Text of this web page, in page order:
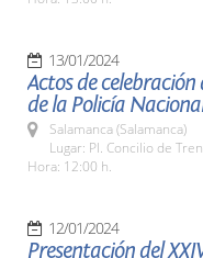
13/01/2024
Actos de
de la Policía
Salamanca (Salamanca)
Lugar: Pl. Concilio de
Hora: 12:00 h.
12/01/2024
Presentación del